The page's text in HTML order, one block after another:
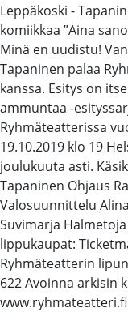
Leppäkoski -
komiikkaa ”Aina
Minä en uudistu!
Tapaninen palaa
kanssa. Esitys on
ammuntaa -
Ryhmäteatterissa
19.10.2019 klo 19
joulukuuta asti.
Tapaninen Ohjaus
Valosuunnittelu
Suvimarja
lippukaupat:
Ryhmäteatterin
622 Avoinna arkisin
www.ryhmateatteri.fi